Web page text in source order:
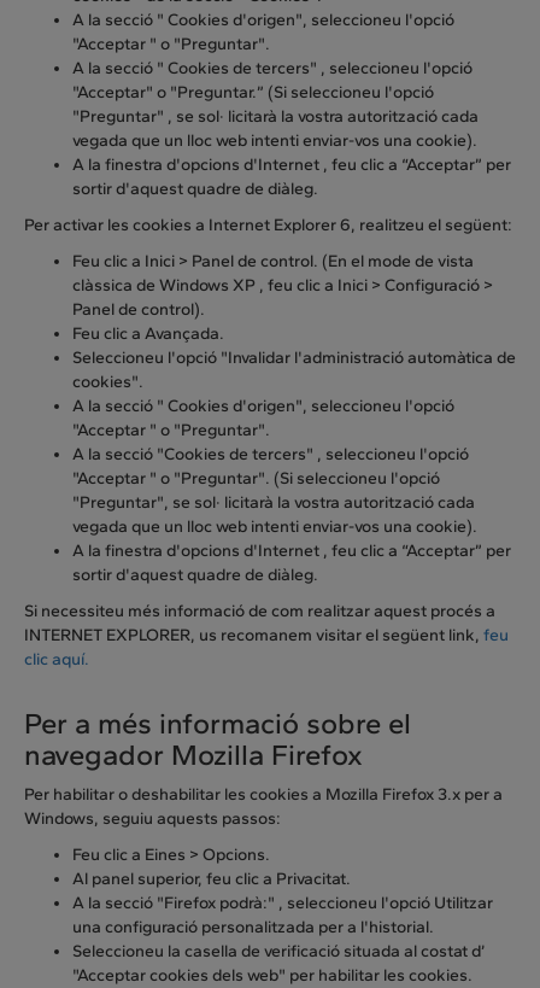
A la secció " Cookies d'origen", seleccioneu l'opció
"Acceptar " o "Preguntar".
A la secció " Cookies de tercers" , seleccioneu l'opció
"Acceptar" o "Preguntar.” (Si seleccioneu l'opció
"Preguntar" , se sol· licitarà la vostra autorització cada
vegada que un lloc web intenti enviar-vos una cookie).
A la finestra d'opcions d'Internet , feu clic a “Acceptar” per
sortir d'aquest quadre de diàleg.
Per activar les cookies a Internet Explorer 6, realitzeu el següent:
Feu clic a Inici > Panel de control. (En el mode de vista
clàssica de Windows XP , feu clic a Inici > Configuració >
Panel de control).
Feu clic a Avançada.
Seleccioneu l'opció "Invalidar l'administració automàtica de
cookies".
A la secció " Cookies d'origen", seleccioneu l'opció
"Acceptar " o "Preguntar".
A la secció "Cookies de tercers" , seleccioneu l'opció
"Acceptar " o "Preguntar". (Si seleccioneu l'opció
"Preguntar", se sol· licitarà la vostra autorització cada
vegada que un lloc web intenti enviar-vos una cookie).
A la finestra d'opcions d'Internet , feu clic a “Acceptar” per
sortir d'aquest quadre de diàleg.
Si necessiteu més informació de com realitzar aquest procés a
INTERNET EXPLORER, us recomanem visitar el següent link, feu
clic aquí.
Per a més informació sobre el
navegador Mozilla Firefox
Per habilitar o deshabilitar les cookies a Mozilla Firefox 3.x per a
Windows, seguiu aquests passos:
Feu clic a Eines > Opcions.
Al panel superior, feu clic a Privacitat.
A la secció "Firefox podrà:" , seleccioneu l'opció Utilitzar
una configuració personalitzada per a l'historial.
Seleccioneu la casella de verificació situada al costat d’
"Acceptar cookies dels web" per habilitar les cookies.